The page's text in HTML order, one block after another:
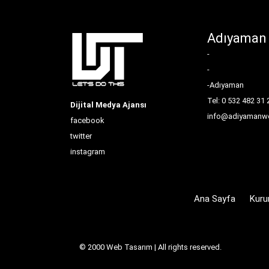
Dijital Medya Ajansı
facebook
twitter
instagram
Adıyaman
-
-
-Adıyaman
Tel: 0 532 482 31
Ana Sayfa
© 2000 Web Tasarım | All rights reserved.